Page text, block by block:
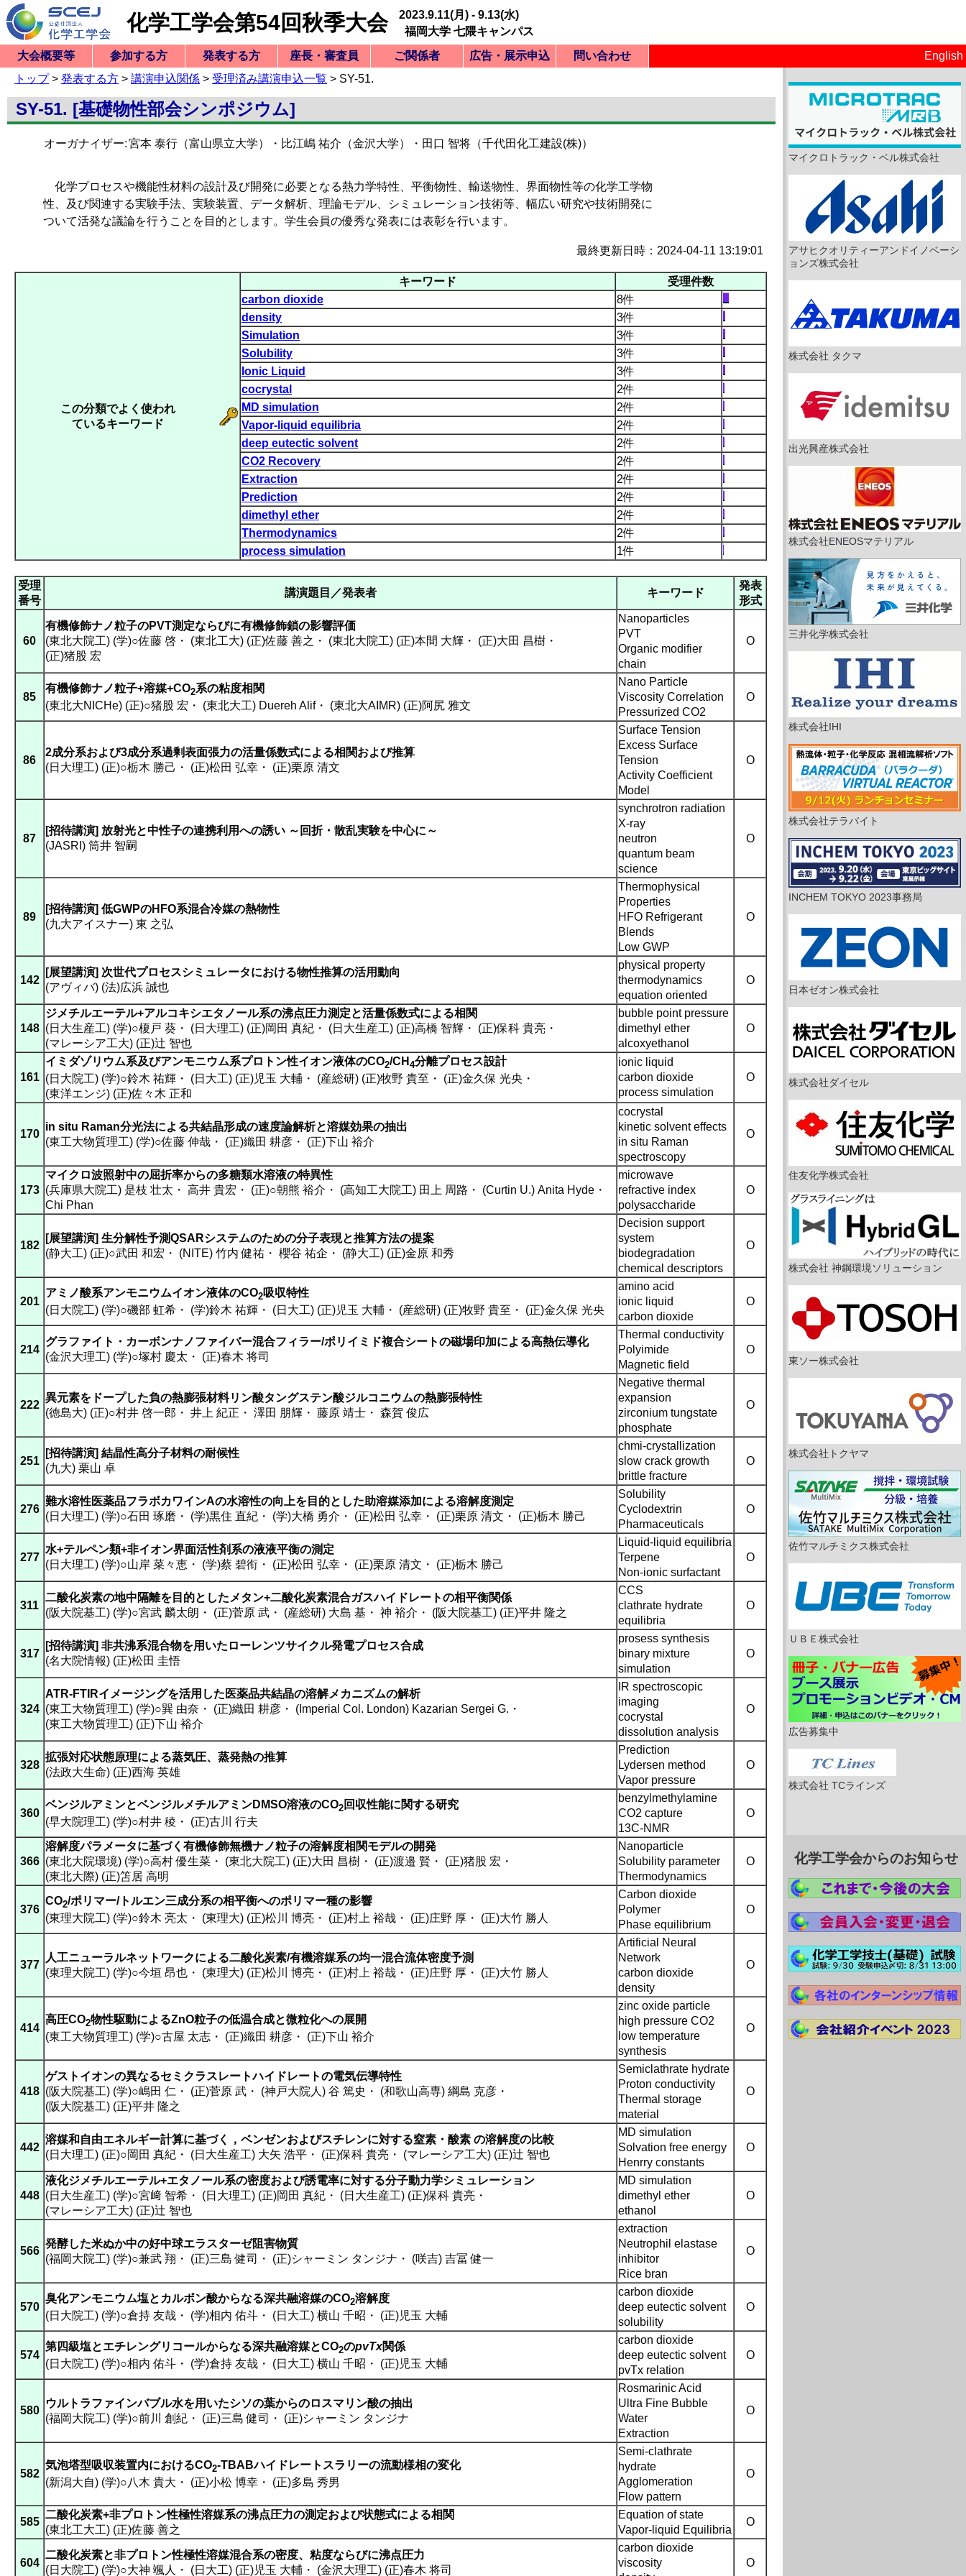
化学工学会第54回秋季大会
2023.9.11(月) - 9.13(水)
福岡大学 七隈キャンパス
大会概要等
ご案内一覧
トップページ
サイトマップ
概要・日程等
式典・企画紹介
式典のご案内
ランチョンセミナー
託児サービス
参加する方
ご案内一覧
参加登録
現地参加の方 項目一覧
アクセス・マップ
懇親会
オンライン参加の方 項目一覧
オンライン学会会場GOI
NG VIRTUAL
マニュアル
式典・企画紹介 項目一覧
式典のご案内
ビジョンシンポジウム
特別シンポジウム
本部・支部企画
部会横断型シンポジウム
部会シンポジウム
プログラム
会合・展示・他 項目一覧
懇親会
委員会・会合一覧
展示一覧
ランチョンセミナー
託児サービス
発表する方
ご案内一覧
講演申込関係 項目一覧
本大会の特別な注意事項
講演申込全般について
講演申込の注意事項
講演分類番号一覧
講演申込フォーム
講演申込フォーム記入例
講演申込内容の訂正
受理済み講演申込一覧
講演申込内容の確認
講演申込の取消
パスワードの確認
講演申込に関する問合せ
講演要旨関係 項目一覧
講演要旨原稿の書式
要旨公開日・知財
講演要旨提出要領
講演要旨提出フォーム
提出した要旨の確認
講演要旨に関する問合せ
パスワードの確認
ポスター関係 項目一覧
ポスター作成・提出要領
ポスター提出フォーム
提出したポスターの確認
パスワードの確認
ポスターに関する問合せ
発表要領等 項目一覧
発表要領
表彰等予定
プログラム
参加登録
座長・審査員
ご案内一覧
プログラム
参加登録
ご関係者
諸委員会・会合申込
広告・展示申込
問い合わせ
English
トップ> 発表する方 > 講演申込関係 > 受理済み講演申込一覧 > SY-51.
SY-51. [基礎物性部会シンポジウム]
オーガナイザー:宮本 泰行（富山県立大学）・ 比江嶋 祐介（金沢大学）・ 田口 智将（千代田化工建設(株)）
化学プロセスや機能性材料の設計及び開発に必要となる熱力学特性、平衡物性、輸送物性、界面物性等の化学工学物
性、及び関連する実験手法、実験装置、データ解析、理論モデル、シミュレーション技術等、幅広い研究や技術開発に
ついて活発な議論を行うことを目的とします。学生会員の優秀な発表には表彰を行います。
最終更新日時：2024-04-11 13:19:01
この分類でよく使われ
ているキーワード
キーワード
受理件数
carbon dioxide
8件
density
3件
Simulation
3件
Solubility
3件
Ionic Liquid
3件
cocrystal
2件
MD simulation
2件
Vapor-liquid equilibria
2件
deep eutectic solvent
2件
CO2 Recovery
2件
Extraction
2件
Prediction
2件
dimethyl ether
2件
Thermodynamics
2件
process simulation
1件
受理
番号
講演題目／発表者 キーワード
発表
形式
60
有機修飾ナノ粒子のPVT測定ならびに有機修飾鎖の影響評価
(東北大院工) (学)○佐藤 啓 ・ (東北工大) (正)佐藤 善之 ・ (東北大院工) (正)本間 大輝 ・ (正)大田 昌樹 ・
(正)猪股 宏
Nanoparticles
PVT
Organic modifier
chain
O
85
有機修飾ナノ粒子+溶媒+CO2系の粘度相関
(東北大NICHe) (正)○猪股 宏 ・ (東北大工) Duereh Alif・ (東北大AIMR) (正)阿尻 雅文
Nano Particle
Viscosity Correlation
Pressurized CO2
O
86
2成分系および3成分系過剰表面張力の活量係数式による相関および推算
(日大理工) (正)○栃木 勝己 ・ (正)松田 弘幸 ・ (正)栗原 清文
Surface Tension
Excess Surface
Tension
Activity Coefficient
Model
O
87
[招待講演] 放射光と中性子の連携利用への誘い ～回折・散乱実験を中心に～
(JASRI) 筒井 智嗣
synchrotron radiation
X-ray
neutron
quantum beam
science
O
89
[招待講演] 低GWPのHFO系混合冷媒の熱物性
(九大アイスナー) 東 之弘
Thermophysical
Properties
HFO Refrigerant
Blends
Low GWP
O
142
[展望講演] 次世代プロセスシミュレータにおける物性推算の活用動向
(アヴィバ) (法)広浜 誠也
physical property
thermodynamics
equation oriented
O
148
ジメチルエーテル+アルコキシエタノール系の沸点圧力測定と活量係数式による相関
(日大生産工) (学)○榎戸 葵 ・ (日大理工) (正)岡田 真紀 ・ (日大生産工) (正)高橋 智輝 ・ (正)保科 貴亮 ・
(マレーシア工大) (正)辻 智也
bubble point pressure
dimethyl ether
alcoxyethanol
O
161
イミダゾリウム系及びアンモニウム系プロトン性イオン液体のCO2/CH 4分離プロセス設計
(日大院工) (学)○鈴木 祐輝 ・ (日大工) (正)児玉 大輔 ・ (産総研) (正)牧野 貴至 ・ (正)金久保 光央 ・
(東洋エンジ) (正)佐々木 正和
ionic liquid
carbon dioxide
process simulation
O
170
in situ Raman分光法による共結晶形成の速度論解析と溶媒効果の抽出
(東工大物質理工) (学)○佐藤 伸哉 ・ (正)織田 耕彦 ・ (正)下山 裕介
cocrystal
kinetic solvent effects
in situ Raman
spectroscopy
O
173
マイクロ波照射中の屈折率からの多糖類水溶液の特異性
(兵庫県大院工) 是枝 壮太 ・ 高井 貴宏 ・ (正)○朝熊 裕介 ・ (高知工大院工) 田上 周路 ・ (Curtin U.) Anita Hyde ・
Chi Phan
microwave
refractive index
polysaccharide
O
182
[展望講演] 生分解性予測QSARシステムのための分子表現と推算方法の提案
(静大工) (正)○武田 和宏 ・ (NITE) 竹内 健祐 ・ 櫻谷 祐企 ・ (静大工) (正)金原 和秀
Decision support
system
biodegradation
chemical descriptors
O
201
アミノ酸系アンモニウムイオン液体のCO2吸収特性
(日大院工) (学)○磯部 虹希 ・ (学)鈴木 祐輝 ・ (日大工) (正)児玉 大輔 ・ (産総研) (正)牧野 貴至 ・ (正)金久保 光央
amino acid
ionic liquid
carbon dioxide
O
214
グラファイト・カーボンナノファイバー混合フィラー/ポリイミド複合シートの磁場印加による高熱伝導化
(金沢大理工) (学)○塚村 慶太 ・ (正)春木 将司
Thermal conductivity
Polyimide
Magnetic field
O
222
異元素をドープした負の熱膨張材料リン酸タングステン酸ジルコニウムの熱膨張特性
(徳島大) (正)○村井 啓一郎 ・ 井上 紀正 ・ 澤田 朋輝 ・ 藤原 靖士 ・ 森賀 俊広
Negative thermal
expansion
zirconium tungstate
phosphate
O
251
[招待講演] 結晶性高分子材料の耐候性
(九大) 栗山 卓
chmi-crystallization
slow crack growth
brittle fracture
O
276
難水溶性医薬品フラボカワインAの水溶性の向上を目的とした助溶媒添加による溶解度測定
(日大理工) (学)○石田 琢磨 ・ (学)黒住 直紀 ・ (学)大橋 勇介 ・ (正)松田 弘幸 ・ (正)栗原 清文 ・ (正)栃木 勝己
Solubility
Cyclodextrin
Pharmaceuticals
O
277
水+テルペン類+非イオン界面活性剤系の液液平衡の測定
(日大理工) (学)○山岸 菜々恵 ・ (学)蔡 碧衔 ・ (正)松田 弘幸 ・ (正)栗原 清文 ・ (正)栃木 勝己
Liquid-liquid equilibria
Terpene
Non-ionic surfactant
O
311
二酸化炭素の地中隔離を目的としたメタン+二酸化炭素混合ガスハイドレートの相平衡関係
(阪大院基工) (学)○宮武 麟太朗 ・ (正)菅原 武 ・ (産総研) 大島 基 ・ 神 裕介 ・ (阪大院基工) (正)平井 隆之
CCS
clathrate hydrate
equilibria
O
317
[招待講演] 非共沸系混合物を用いたローレンツサイクル発電プロセス合成
(名大院情報) (正)松田 圭悟
prosess synthesis
binary mixture
simulation
O
324
ATR-FTIRイメージングを活用した医薬品共結晶の溶解メカニズムの解析
(東工大物質理工) (学)○巽 由奈 ・ (正)織田 耕彦 ・ (Imperial Col. London) Kazarian Sergei G. ・
(東工大物質理工) (正)下山 裕介
IR spectroscopic
imaging
cocrystal
dissolution analysis
O
328
拡張対応状態原理による蒸気圧、蒸発熱の推算
(法政大生命) (正)西海 英雄
Prediction
Lydersen method
Vapor pressure
O
360
ベンジルアミンとベンジルメチルアミンDMSO溶液のCO2 回収性能に関する研究
(早大院理工) (学)○村井 稜 ・ (正)古川 行夫
benzylmethylamine
CO2 capture
13C-NMR
O
366
溶解度パラメータに基づく有機修飾無機ナノ粒子の溶解度相関モデルの開発
(東北大院環境) (学)○高村 優生菜 ・ (東北大院工) (正)大田 昌樹 ・ (正)渡邉 賢 ・ (正)猪股 宏 ・
(東北大際) (正)笘居 高明
Nanoparticle
Solubility parameter
Thermodynamics
O
376
CO2/ポリマー/トルエン三成分系の相平衡へのポリマー種の影響
(東理大院工) (学)○鈴木 亮太 ・ (東理大) (正)松川 博亮 ・ (正)村上 裕哉 ・ (正)庄野 厚 ・ (正)大竹 勝人
Carbon dioxide
Polymer
Phase equilibrium
O
377
人工ニューラルネットワークによる二酸化炭素/有機溶媒系の均一混合流体密度予測
(東理大院工) (学)○今垣 昂也 ・ (東理大) (正)松川 博亮 ・ (正)村上 裕哉 ・ (正)庄野 厚 ・ (正)大竹 勝人
Artificial Neural
Network
carbon dioxide
density
O
414
高圧CO2物性駆動によるZnO粒子の低温合成と微粒化への展開
(東工大物質理工) (学)○古屋 太志 ・ (正)織田 耕彦 ・ (正)下山 裕介
zinc oxide particle
high pressure CO2
low temperature
synthesis
O
418
ゲストイオンの異なるセミクラスレートハイドレートの電気伝導特性
(阪大院基工) (学)○嶋田 仁 ・ (正)菅原 武 ・ (神戸大院人) 谷 篤史 ・ (和歌山高専) 綱島 克彦 ・
(阪大院基工) (正)平井 隆之
Semiclathrate hydrate
Proton conductivity
Thermal storage
material
O
442
溶媒和自由エネルギー計算に基づく，ベンゼンおよびスチレンに対する窒素・酸素 の溶解度の比較
(日大理工) (正)○岡田 真紀 ・ (日大生産工) 大矢 浩平 ・ (正)保科 貴亮 ・ (マレーシア工大) (正)辻 智也
MD simulation
Solvation free energy
Henrry constants
O
448
液化ジメチルエーテル+エタノール系の密度および誘電率に対する分子動力学シミュレーション
(日大生産工) (学)○宮﨑 智希 ・ (日大理工) (正)岡田 真紀 ・ (日大生産工) (正)保科 貴亮 ・
(マレーシア工大) (正)辻 智也
MD simulation
dimethyl ether
ethanol
O
566
発酵した米ぬか中の好中球エラスターゼ阻害物質
(福岡大院工) (学)○兼武 翔 ・ (正)三島 健司 ・ (正)シャーミン タンジナ ・ (咲吉) 吉冨 健一
extraction
Neutrophil elastase
inhibitor
Rice bran
O
570
臭化アンモニウム塩とカルボン酸からなる深共融溶媒のCO2溶解度
(日大院工) (学)○倉持 友哉 ・ (学)相内 佑斗 ・ (日大工) 横山 千昭 ・ (正)児玉 大輔
carbon dioxide
deep eutectic solvent
solubility
O
574
第四級塩とエチレングリコールからなる深共融溶媒とCO2のpvTx関係
(日大院工) (学)○相内 佑斗 ・ (学)倉持 友哉 ・ (日大工) 横山 千昭 ・ (正)児玉 大輔
carbon dioxide
deep eutectic solvent
pvTx relation
O
580
ウルトラファインバブル水を用いたシソの葉からのロスマリン酸の抽出
(福岡大院工) (学)○前川 創紀 ・ (正)三島 健司 ・ (正)シャーミン タンジナ
Rosmarinic Acid
Ultra Fine Bubble
Water
Extraction
O
582
気泡塔型吸収装置内におけるCO2-TBABハイドレートスラリーの流動様相の変化
(新潟大自) (学)○八木 貴大 ・ (正)小松 博幸 ・ (正)多島 秀男
Semi-clathrate
hydrate
Agglomeration
Flow pattern
O
585
二酸化炭素+非プロトン性極性溶媒系の沸点圧力の測定および状態式による相関
(東北工大工) (正)佐藤 善之
Equation of state
Vapor-liquid Equilibria
O
604
二酸化炭素と非プロトン性極性溶媒混合系の密度、粘度ならびに沸点圧力
(日大院工) (学)○大神 颯人
・ (日大工) (正)児玉 大輔 ・ (金沢大理工) (正)春木 将司
carbon dioxide
viscosity
O
マイクロトラック・ベル株式会社
アサヒクオリティーアンドイノベーシ
ョンズ株式会社
株式会社 タクマ
出光興産株式会社
株式会社ENEOSマテリアル
三井化学株式会社
株式会社IHI
株式会社テラバイト
INCHEM TOKYO 2023事務局
日本ゼオン株式会社
株式会社ダイセル
住友化学株式会社
株式会社 神鋼環境ソリューション
東ソー株式会社
株式会社トクヤマ
佐竹マルチミクス株式会社
ＵＢＥ株式会社
広告募集中
株式会社 TCラインズ
化学工学会からのお知らせ